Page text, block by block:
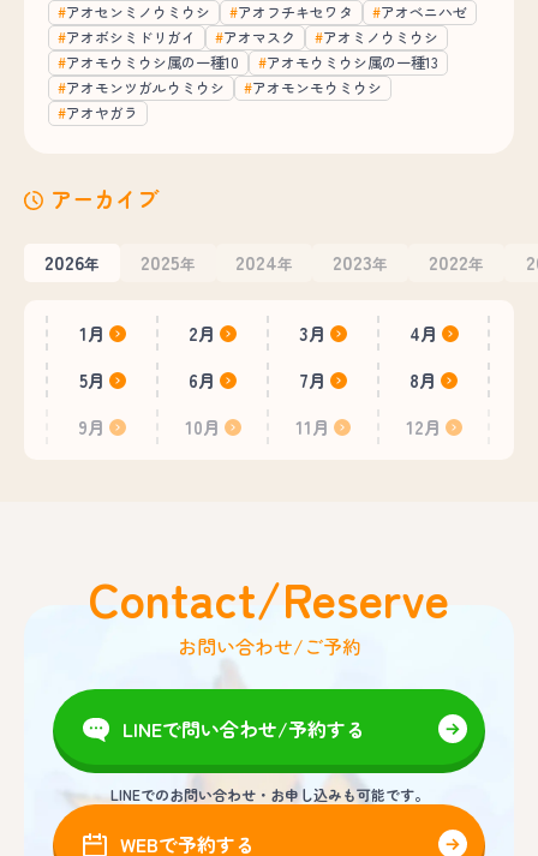
アオセンミノウミウシ
アオフチキセワタ
アオベニハゼ
アオボシミドリガイ
アオマスク
アオミノウミウシ
アオモウミウシ属の一種10
アオモウミウシ属の一種13
アオモンツガルウミウシ
アオモンモウミウシ
アオヤガラ
アーカイブ
2026年 2025年 2024年 2023年 2022年
1月 2月 3月
4月
5月
6月 7月
8月
9月
10月 11月 12月
Contact/Reserve
お問い合わせ/ご予約
LINEで問い合わせ/予約する
LINEでのお問い合わせ・お申し込みも可能です。
WEBで予約する